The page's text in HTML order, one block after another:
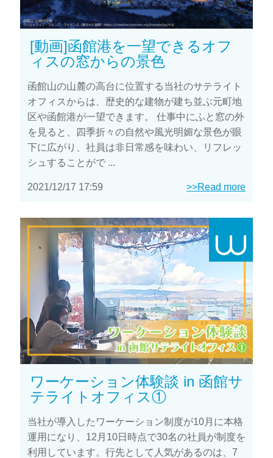
[動画]函館港を一望できるオフ
ィスの窓からの景色
函館山の山麓の高台に位置する当社のサテライト
オフィスからは、歴史的な建物が建ち並ぶ元町地
区や函館港が一望できます。 仕事中にふと窓の外
を見ると、四季折々の自然や風光明媚な景色が眼
下に広がり、社員は非日常感を味わい、リフレッ
シュすることがで ...
2021/12/17 17:59 >>Read more
ワーケーション体験談 in 函館サ
テライトオフィス①
当社が導入したワーケーション制度が10月に本格
運用になり、12月10日時点で30名の社員が制度を
利用しています。行先として人気があるのは、7